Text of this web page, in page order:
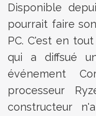
Disponible
pourrait faire
PC. C'est en
qui a diffsué
événement
processeur
constructeur